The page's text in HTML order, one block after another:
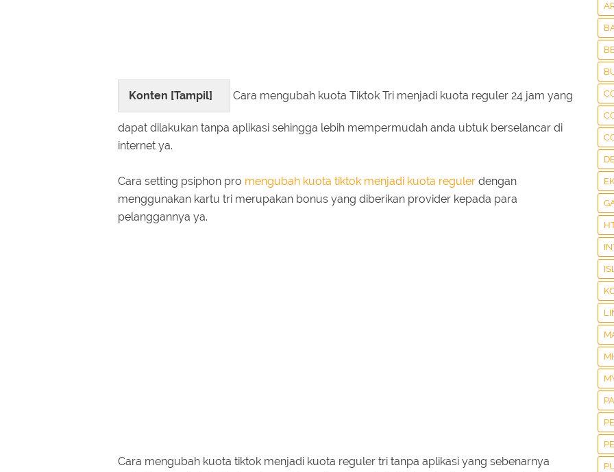
Konten [Tampil] Cara mengubah kuota Tiktok Tri menjadi kuota reguler 24 jam yang
dapat dilakukan tanpa aplikasi sehingga lebih mempermudah anda ubtuk berselancar di
internet ya.
Cara setting psiphon pro mengubah kuota tiktok menjadi kuota reguler dengan
menggunakan kartu tri merupakan bonus yang diberikan provider kepada para
pelanggannya ya.
Cara mengubah kuota tiktok menjadi kuota reguler tri tanpa aplikasi yang sebenarnya